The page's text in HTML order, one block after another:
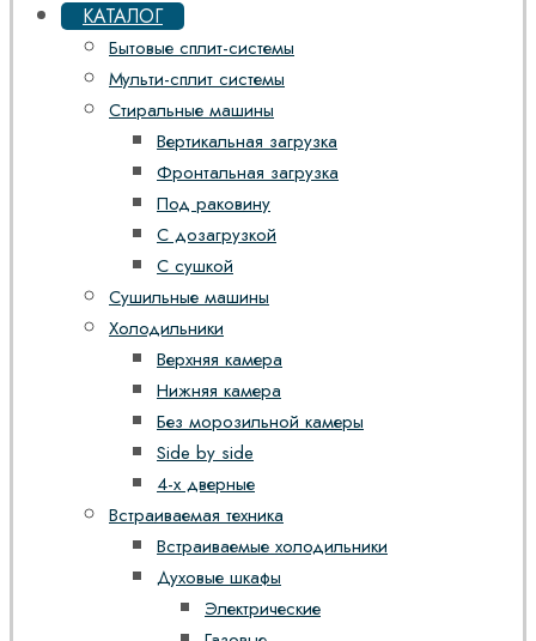
КАТАЛОГ
Бытовые сплит-системы
Мульти-сплит системы
Стиральные машины
Вертикальная загрузка
Фронтальная загрузка
Под раковину
С дозагрузкой
С сушкой
Сушильные машины
Холодильники
Верхняя камера
Нижняя камера
Без морозильной камеры
Side by side
4-х дверные
Встраиваемая техника
Встраиваемые холодильники
Духовые шкафы
Электрические